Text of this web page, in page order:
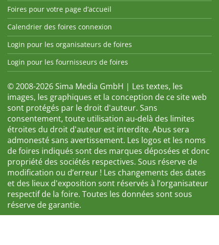
Foires pour votre page d’accueil
Calendrier des foires connexion
Login pour les organisateurs de foires
Login pour les fournisseurs de foires
© 2008-2026 Sima Media GmbH | Les textes, les
images, les graphiques et la conception de ce site web
sont protégés par le droit d'auteur. Sans
consentement, toute utilisation au-delà des limites
étroites du droit d'auteur est interdite. Abus sera
admonesté sans avertissement. Les logos et les noms
de foires indiqués sont des marques déposées et donc
propriété des sociétés respectives. Sous réserve de
modification ou d’erreur ! Les changements des dates
et des lieux d'exposition sont réservés à l’organisateur
respectif de la foire. Toutes les données sont sous
réserve de garantie.